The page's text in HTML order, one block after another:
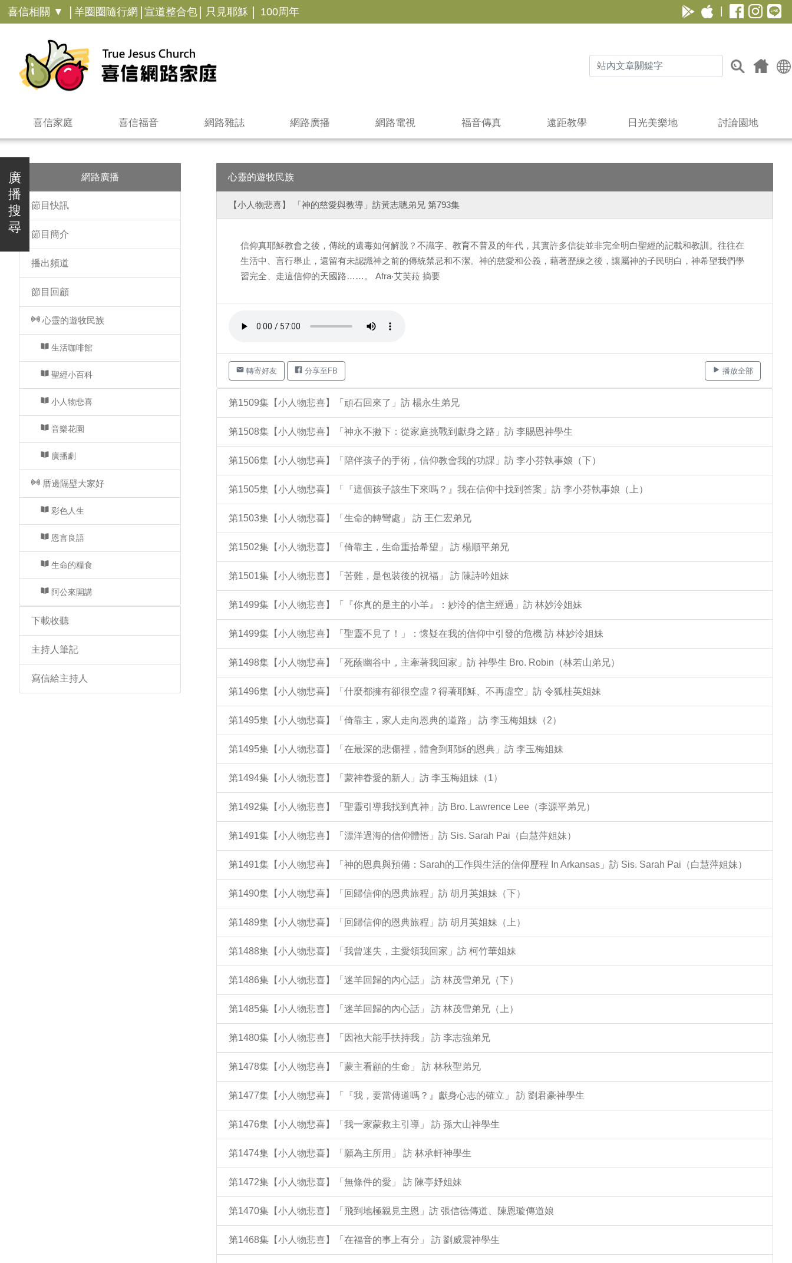
喜信相關 ▼ | 羊圈圈隨行網 | 宣道整合包 | 只見耶穌 | 100周年
喜信家庭 喜信福音 網路雜誌 網路廣播 網路電視 福音傳真 遠距教學 日光美樂地 討論園地
廣
播
搜
尋
網路廣播
節目快訊
節目簡介
播出頻道
節目回顧
心靈的遊牧民族
生活咖啡館
聖經小百科
小人物悲喜
音樂花園
廣播劇
厝邊隔壁大家好
彩色人生
恩言良語
生命的糧食
阿公來開講
下載收聽
主持人筆記
寫信給主持人
心靈的遊牧民族
【小人物悲喜】 「神的慈愛與教導」訪黃志聰弟兄 第793集
信仰真耶穌教會之後，傳統的遺毒如何解脫？不識字、教育不普及的年代，其實許多信徒並非完全明白聖經的記載和教訓。往往在
生活中、言行舉止，還留有未認識神之前的傳統禁忌和不潔。神的慈愛和公義，藉著歷練之後，讓屬神的子民明白，神希望我們學
習完全、走這信仰的天國路……。 Afra‧艾芙菈 摘要
轉寄好友 分享至FB 播放全部
第1509集【小人物悲喜】「頑石回來了」訪 楊永生弟兄
第1508集【小人物悲喜】「神永不撇下：從家庭挑戰到獻身之路」訪 李賜恩神學生
第1506集【小人物悲喜】「陪伴孩子的手術，信仰教會我的功課」訪 李小芬執事娘（下）
第1505集【小人物悲喜】「『這個孩子該生下來嗎？』我在信仰中找到答案」訪 李小芬執事娘（上）
第1503集【小人物悲喜】「生命的轉彎處」 訪 王仁宏弟兄
第1502集【小人物悲喜】「倚靠主，生命重拾希望」 訪 楊順平弟兄
第1501集【小人物悲喜】「苦難，是包裝後的祝福」 訪 陳詩吟姐妹
第1499集【小人物悲喜】「『你真的是主的小羊』：妙泠的信主經過」訪 林妙泠姐妹
第1499集【小人物悲喜】「聖靈不見了！」：懷疑在我的信仰中引發的危機 訪 林妙泠姐妹
第1498集【小人物悲喜】「死蔭幽谷中，主牽著我回家」訪 神學生 Bro. Robin（林若山弟兄）
第1496集【小人物悲喜】「什麼都擁有卻很空虛？得著耶穌、不再虛空」訪 令狐桂英姐妹
第1495集【小人物悲喜】「倚靠主，家人走向恩典的道路」 訪 李玉梅姐妹（2）
第1495集【小人物悲喜】「在最深的悲傷裡，體會到耶穌的恩典」訪 李玉梅姐妹
第1494集【小人物悲喜】「蒙神眷愛的新人」訪 李玉梅姐妹（1）
第1492集【小人物悲喜】「聖靈引導我找到真神」訪 Bro. Lawrence Lee（李源平弟兄）
第1491集【小人物悲喜】「漂洋過海的信仰體悟」訪 Sis. Sarah Pai（白慧萍姐妹）
第1491集【小人物悲喜】「神的恩典與預備：Sarah的工作與生活的信仰歷程 In Arkansas」訪 Sis. Sarah Pai（白慧萍姐妹）
第1490集【小人物悲喜】「回歸信仰的恩典旅程」訪 胡月英姐妹（下）
第1489集【小人物悲喜】「回歸信仰的恩典旅程」訪 胡月英姐妹（上）
第1488集【小人物悲喜】「我曾迷失，主愛領我回家」訪 柯竹華姐妹
第1486集【小人物悲喜】「迷羊回歸的內心話」 訪 林茂雪弟兄（下）
第1485集【小人物悲喜】「迷羊回歸的內心話」 訪 林茂雪弟兄（上）
第1480集【小人物悲喜】「因祂大能手扶持我」 訪 李志強弟兄
第1478集【小人物悲喜】「蒙主看顧的生命」 訪 林秋聖弟兄
第1477集【小人物悲喜】「『我，要當傳道嗎？』獻身心志的確立」 訪 劉君豪神學生
第1476集【小人物悲喜】「我一家蒙救主引導」 訪 孫大山神學生
第1474集【小人物悲喜】「願為主所用」 訪 林承軒神學生
第1472集【小人物悲喜】「無條件的愛」 訪 陳亭妤姐妹
第1470集【小人物悲喜】「飛到地極親見主恩」訪 張信德傳道、陳恩璇傳道娘
第1468集【小人物悲喜】「在福音的事上有分」 訪 劉威震神學生